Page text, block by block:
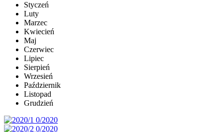
Styczeń
Luty
Marzec
Kwiecień
Maj
Czerwiec
Lipiec
Sierpień
Wrzesień
Październik
Listopad
Grudzień